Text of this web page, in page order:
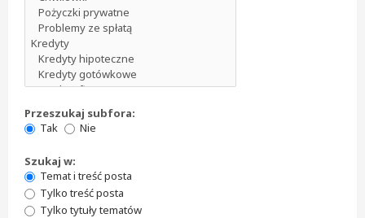
Przeszukaj subfora:
Tak
Nie
Szukaj w:
Temat i treść posta
Tylko treść posta
Tylko tytuły tematów